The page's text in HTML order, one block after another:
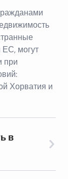
могут
при
Хорватия и
в